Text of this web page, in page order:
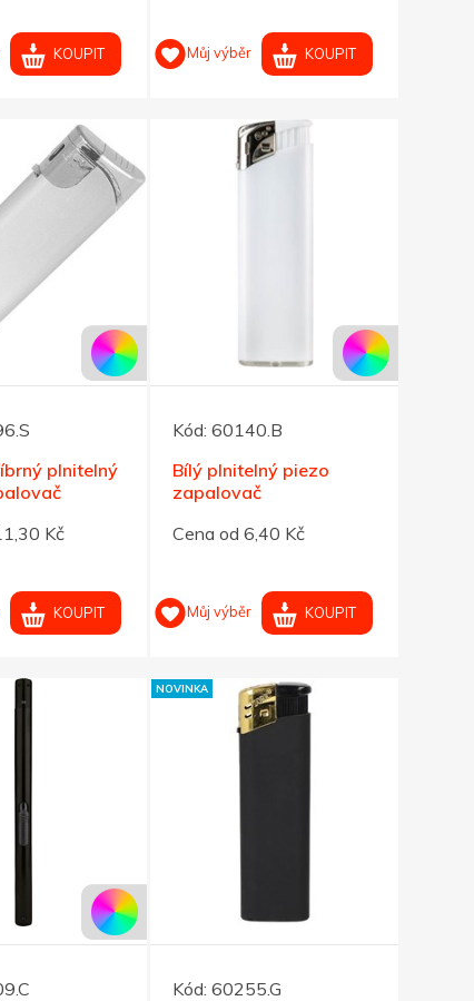
KOUPIT Můj výběr KOUPIT
plnitelný
Kč
KOUPIT
Kód:60140.B
Bílý plnitelný piezo
zapalovač
Cena od 6,40 Kč
Můj výběr KOUPIT
NOVINKA
Kód:60255.G